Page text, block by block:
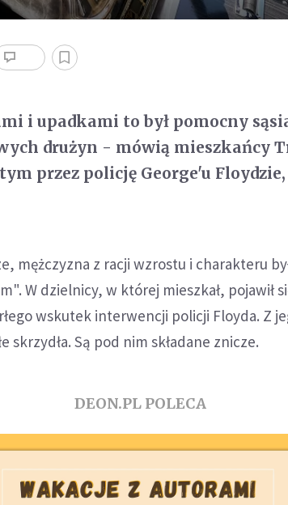
i upadkami to był pomocny
drużyn - mówią mieszkańcy
przez policję George'u
mężczyzna z racji wzrostu i charakteru
W dzielnicy, w której mieszkał, pojawił
wskutek interwencji policji Floyda. Z
skrzydła. Są pod nim składane znicze.
DEON.PL POLECA